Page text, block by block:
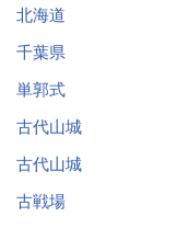
北海道
千葉県
単郭式
古代山城
古代山城
古戦場